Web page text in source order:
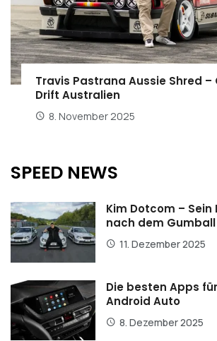
Travis Pastrana Aussie Shred –
Drift Australien
8. November 2025
SPEED NEWS
Kim Dotcom – Sein
nach dem
11. Dezember 2025
Die besten Apps für
Android Auto
8. Dezember 2025